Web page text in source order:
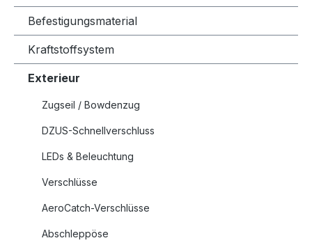
Befestigungsmaterial
Kraftstoffsystem
Exterieur
Zugseil / Bowdenzug
DZUS-Schnellverschluss
LEDs & Beleuchtung
Verschlüsse
AeroCatch-Verschlüsse
Abschleppöse